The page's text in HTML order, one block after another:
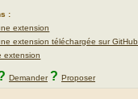
:
extension
extension téléchargée sur GitHub
extension
Demander ? Proposer